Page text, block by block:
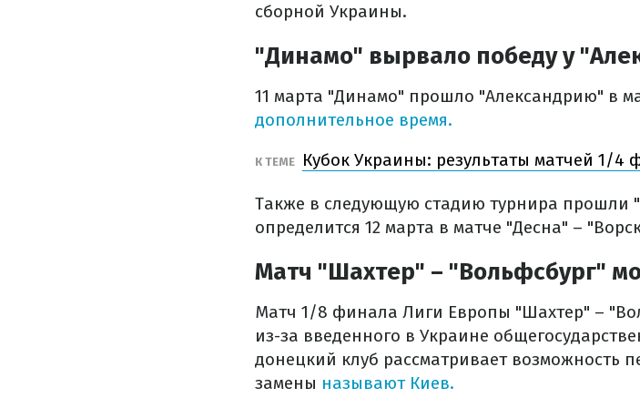
сборной Украины.
"Динамо" вырвало победу у
11 марта "Динамо" прошло "Александрию" в
дополнительное время.
К ТЕМЕ Кубок Украины: результаты матчей 1/4
Также в следующую стадию турнира
определится 12 марта в матче "Десна" –
Матч "Шахтер" – "Вольфсбург"
Матч 1/8 финала Лиги Европы "Шахтер" –
из-за введенного в Украине
донецкий клуб рассматривает возможность
замены называют Киев.